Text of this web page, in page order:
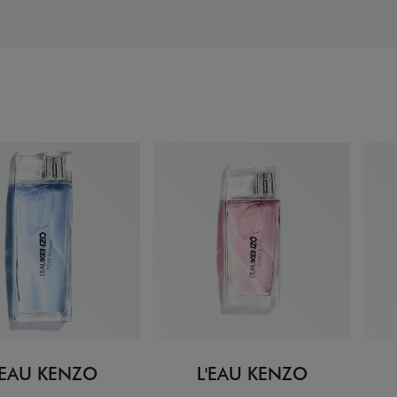
KENZO L'EAU KENZO